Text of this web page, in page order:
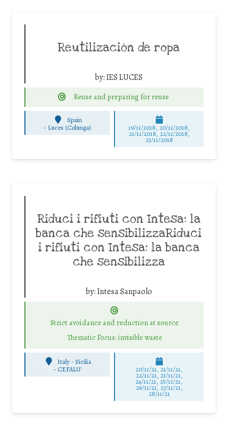
Reutilización de ropa
by:IES LUCES
Reuse and preparing for reuse
Spain
- Luces (Colunga) 19/11/2018, 20/11/2018,
21/11/2018, 22/11/2018,
23/11/2018
Riduci i rifiuti con Intesa: la
banca che sensibilizzaRiduci
i rifiuti con Intesa: la banca
che sensibilizza
by:Intesa Sanpaolo
Strict avoidance and reduction at source
Thematic Focus: invisible waste
Italy - Sicilia
- CEFALU' 20/11/21, 21/11/21,
22/11/21, 23/11/21,
24/11/21, 25/11/21,
26/11/21, 27/11/21,
28/11/21